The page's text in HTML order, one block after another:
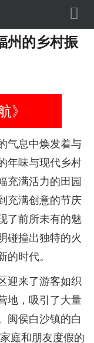

州的乡村振
》
气息中焕发着与
年味与现代乡村
充满活力的田园
充满创意的节庆
了前所未有的魅
碰撞出独特的火
时代。
迎来了游客如织
地，吸引了大量
闽侯白沙镇的白
庭和朋友度假的